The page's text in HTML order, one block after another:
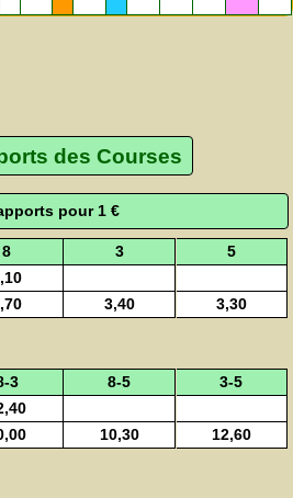
des Courses
pour 1 €
8 3
5
3,40 3,30
3 8-5
3-5
10,30 12,60